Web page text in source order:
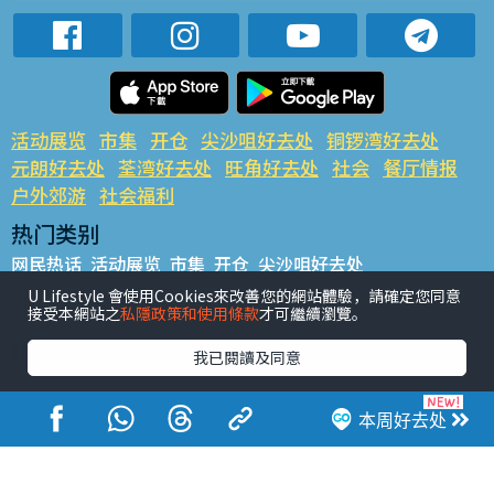
本周好去处
活动展览 市集 开仓 尖沙咀好去处 铜锣湾好去处
元朗好去处 荃湾好去处 旺角好去处 社会 餐厅情报
户外郊游 社会福利
热门类别
网民热话 活动展览 市集 开仓 尖沙咀好去处
铜锣湾好去处 元朗好去处 荃湾好去处 旺角好去处 社会
餐厅情报 户外郊游
热门标签
#UGO揾好去处 #人气活动推介 #美食社群热话
#亲子玩乐好去处
#ULifestyle应用程式
#限时抢
#UJetso礼物放送
#ULifestyle商户中心 #著数 #网络热话
U Lifestyle 會使用Cookies來改善您的網站體驗，請確定您同意
接受本網站之私隱政策和使用條款才可繼續瀏覽。
我已閱讀及同意